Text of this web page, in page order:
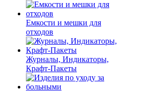
Емкости и мешки для
отходов
Журналы, Индикаторы,
Крафт-Пакеты